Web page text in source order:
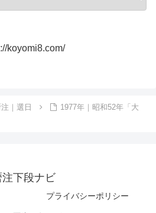
koyomi8.com/
｜選日
1977年｜昭和52年「大
注下段ナビ
プライバシーポリシー